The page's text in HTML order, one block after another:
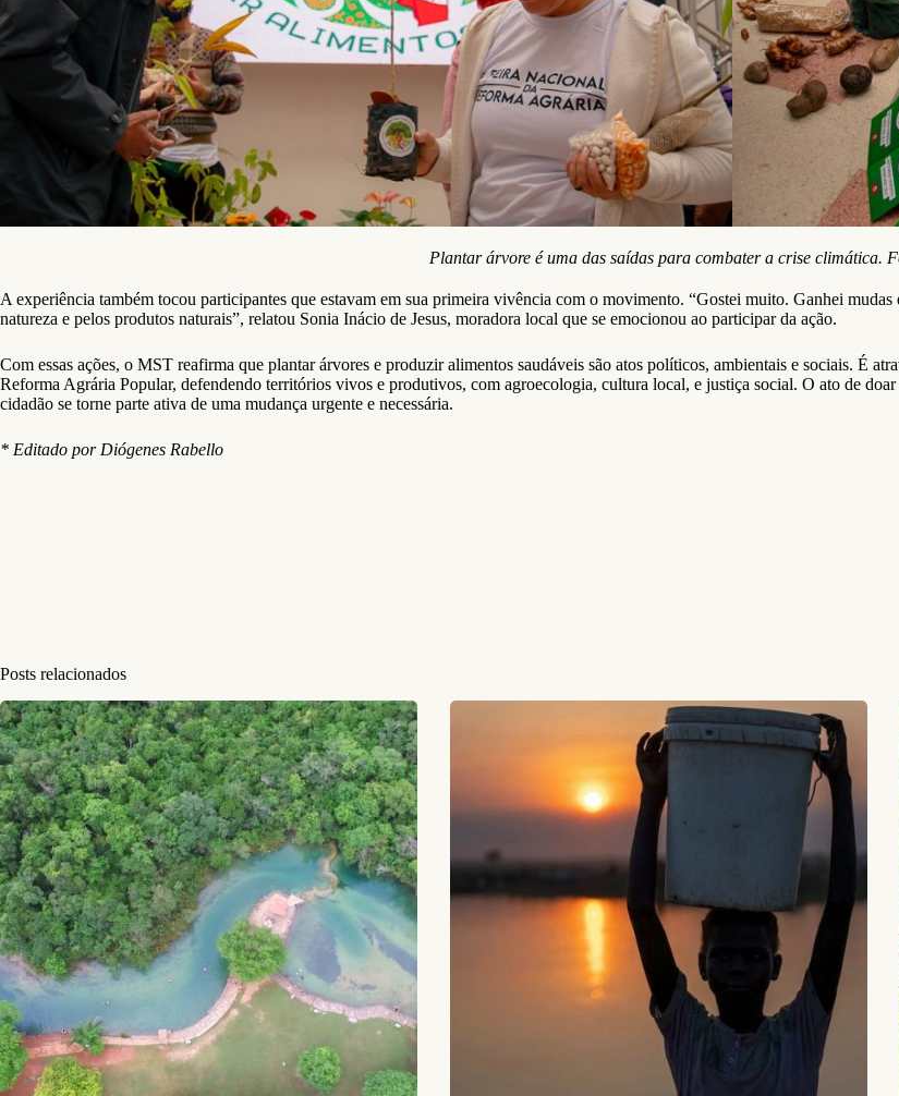
Plantar árvore é uma das saídas para combater a crise climática.
A experiência também tocou participantes que estavam em sua primeira vivência com o movimento. “Gostei muito. Ganhei
natureza e pelos produtos naturais”, relatou Sonia Inácio de Jesus, moradora local que se emocionou ao participar da ação.
Com essas ações, o MST reafirma que plantar árvores e produzir alimentos saudáveis são atos políticos, ambientais e sociais. É
Reforma Agrária Popular, defendendo territórios vivos e produtivos, com agroecologia, cultura local, e justiça social. O ato de
cidadão se torne parte ativa de uma mudança urgente e necessária.
* Editado por Diógenes Rabello
Posts relacionados